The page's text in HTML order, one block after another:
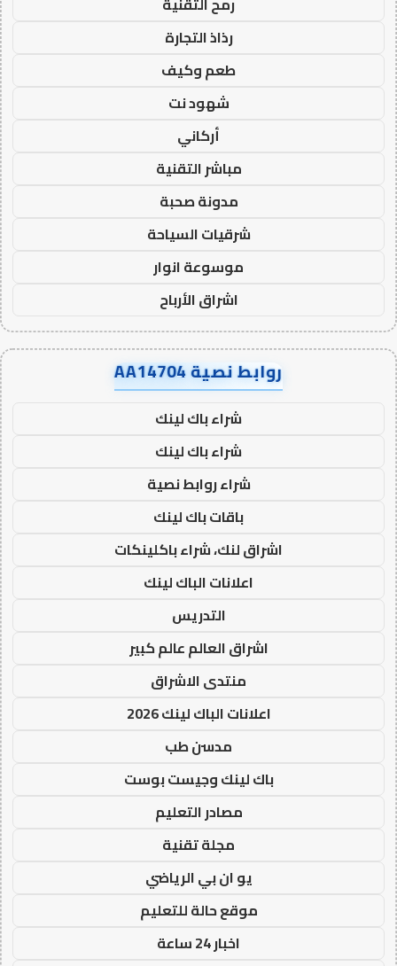
رذاذ التجارة
طعم وكيف
شهود نت
أركاني
مباشر التقنية
مدونة صحبة
شرقيات السياحة
موسوعة انوار
اشراق الأرباح
روابط نصية AA14704
شراء باك لينك
شراء باك لينك
شراء روابط نصية
باقات باك لينك
اشراق لنك، شراء باكلينكات
اعلانات الباك لينك
التدريس
اشراق العالم عالم كبير
منتدى الاشراق
اعلانات الباك لينك 2026
مدسن طب
باك لينك وجيست بوست
مصادر التعليم
مجلة تقنية
يو ان بي الرياضي
موقع حالة للتعليم
اخبار 24 ساعة